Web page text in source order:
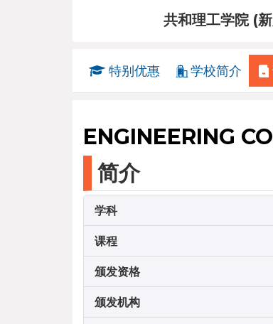
共和理工学院 (
特别优惠 学校简介
ENGINEERING
简介
学科
课程
颁发资格
颁发机构